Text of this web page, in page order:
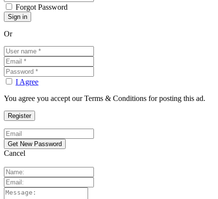
Forgot Password
Or
I Agree
You agree you accept our Terms & Conditions for posting this ad.
Cancel